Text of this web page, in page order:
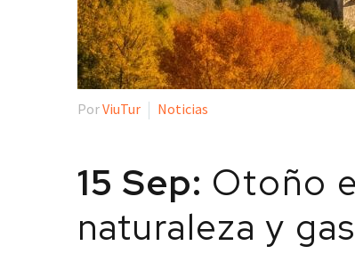
PorViuTur Noticias
15 Sep: Otoño
naturaleza y